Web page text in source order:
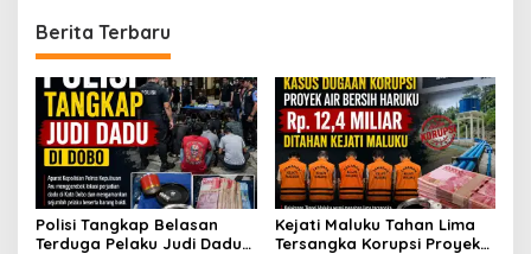
Berita Terbaru
Polisi Tangkap Belasan
Terduga Pelaku Judi Dadu
Kejati Maluku Tahan Lima
Tersangka Korupsi Proyek